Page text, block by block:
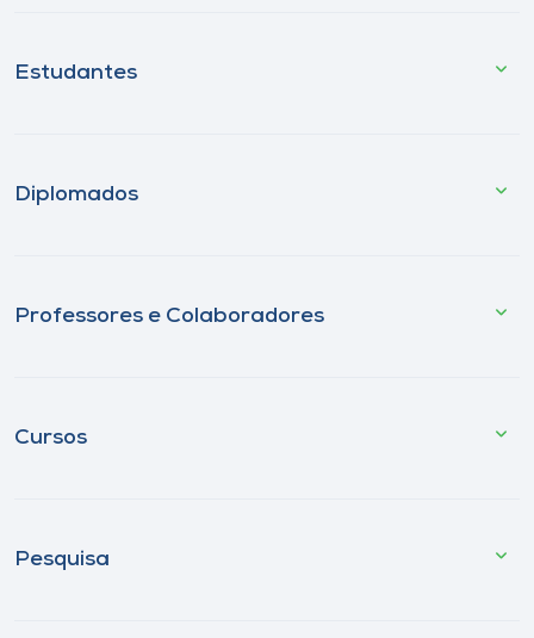
Estudantes
Diplomados
Professores e Colaboradores
Cursos
Pesquisa